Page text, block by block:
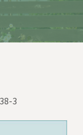
3